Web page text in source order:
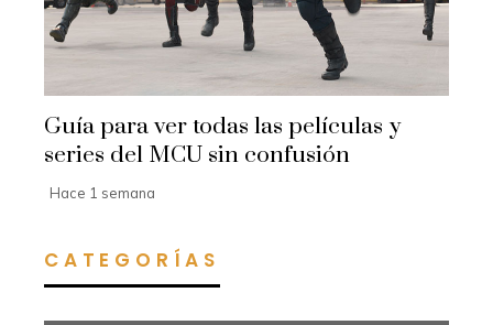
Guía para ver todas las películas y
series del MCU sin confusión
Hace 1 semana
CATEGORÍAS